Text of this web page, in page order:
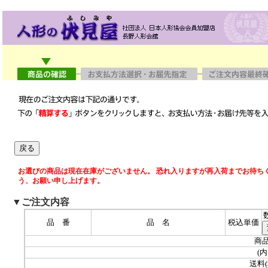
お選びの商品は現在在庫がございません。 恐れ入りますが再入荷までお待ち
う、お願い申し上げます。
▼ご注文内容
品 番 品 名 税込単価
商
(
送料